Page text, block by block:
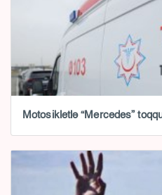
Motosikletlə “Mercedes”